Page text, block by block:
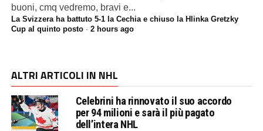
buoni, cmq vedremo, bravi e...
La Svizzera ha battuto 5-1 la Cechia e chiuso la Hlinka Gretzky
Cup al quinto posto· 2 hours ago
ALTRI ARTICOLI IN NHL
Celebrini ha rinnovato il suo accordo
per 94 milioni e sarà il più pagato
dell’intera NHL